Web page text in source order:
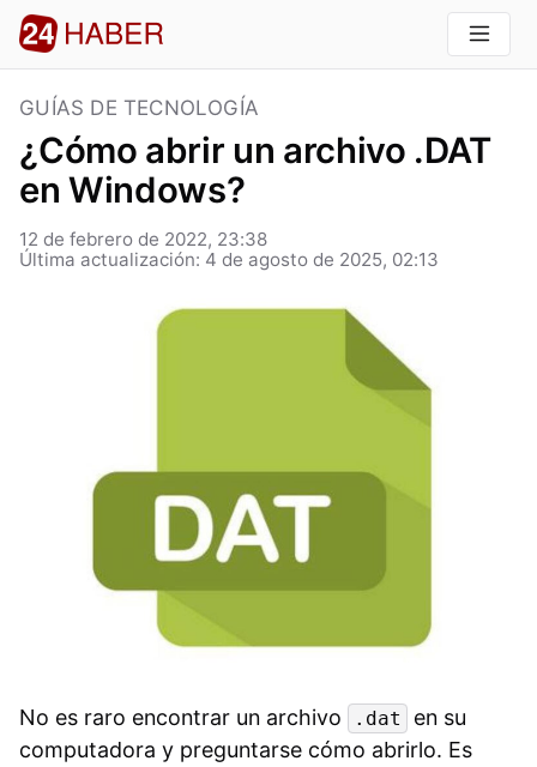
GUÍAS DE TECNOLOGÍA
¿Cómo abrir un archivo .DAT
en Windows?
12 de febrero de 2022, 23:38
Última actualización: 4 de agosto de 2025, 02:13
No es raro encontrar un archivo .dat
en su
computadora y preguntarse cómo abrirlo. Es